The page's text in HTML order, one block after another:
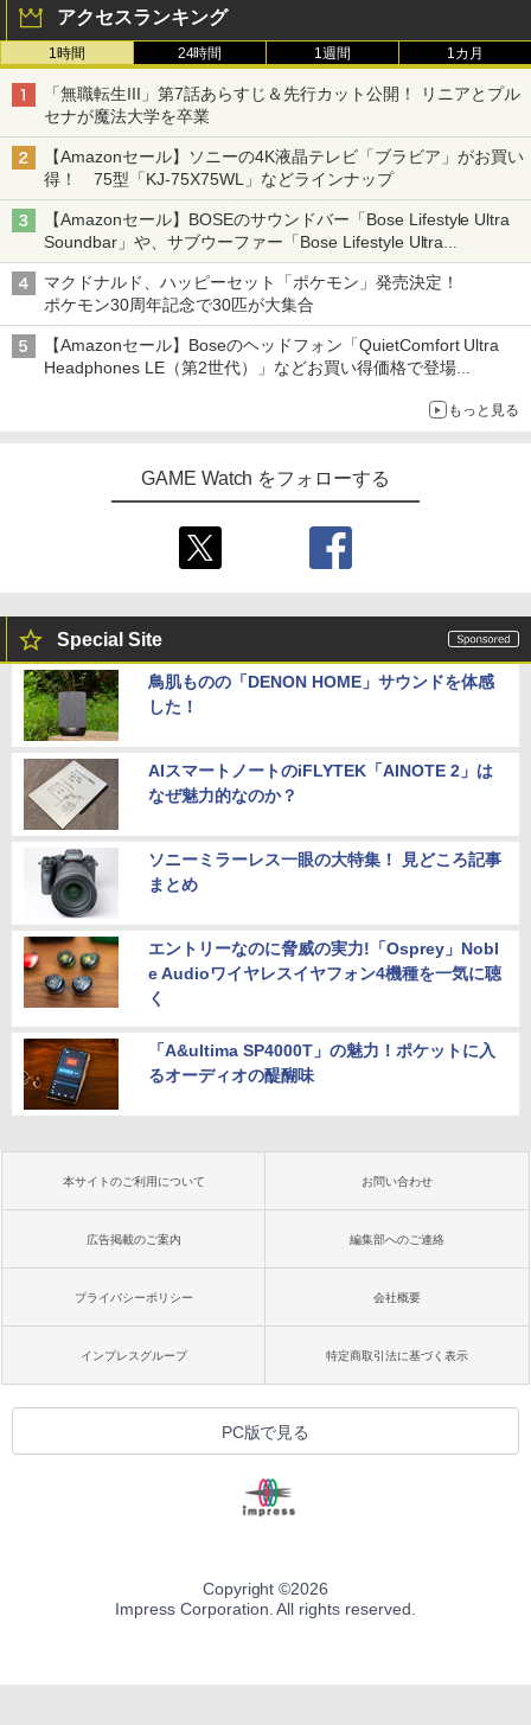
アクセスランキング
1時間 24時間 1週間 1カ月
「無職転生III」第7話あらすじ＆先行カット公開！ リニアとプル
セナが魔法大学を卒業
【Amazonセール】ソニーの4K液晶テレビ「ブラビア」がお買い
得！ 75型「KJ-75X75WL」などラインナップ
【Amazonセール】BOSEのサウンドバー「Bose Lifestyle Ultra
Soundbar」や、サブウーファー「Bose Lifestyle Ultra
Subwoofer」などお買い得！
マクドナルド、ハッピーセット「ポケモン」発売決定！
ポケモン30周年記念で30匹が大集合
【Amazonセール】Boseのヘッドフォン「QuietComfort Ultra
Headphones LE（第2世代）」などお買い得価格で登場
もっと見る
GAME Watch をフォローする
Special Site
鳥肌ものの「DENON HOME」サウンドを体感
した！
AIスマートノートのiFLYTEK「AINOTE 2」は
なぜ魅力的なのか？
ソニーミラーレス一眼の大特集！ 見どころ記事
まとめ
エントリーなのに脅威の実力!「Osprey」Nobl
e Audioワイヤレスイヤフォン4機種を一気に聴
く
「A&ultima SP4000T」の魅力！ポケットに入
るオーディオの醍醐味
本サイトのご利用について お問い合わせ
広告掲載のご案内 編集部へのご連絡
プライバシーポリシー 会社概要
インプレスグループ 特定商取引法に基づく表示
PC版で見る
Copyright ©2026
Impress Corporation. All rights reserved.